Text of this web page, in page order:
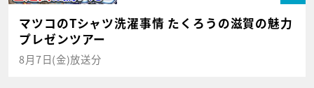
マツコのTシャツ洗濯事情 たくろうの滋賀の魅力
プレゼンツアー
8月7日(金)放送分